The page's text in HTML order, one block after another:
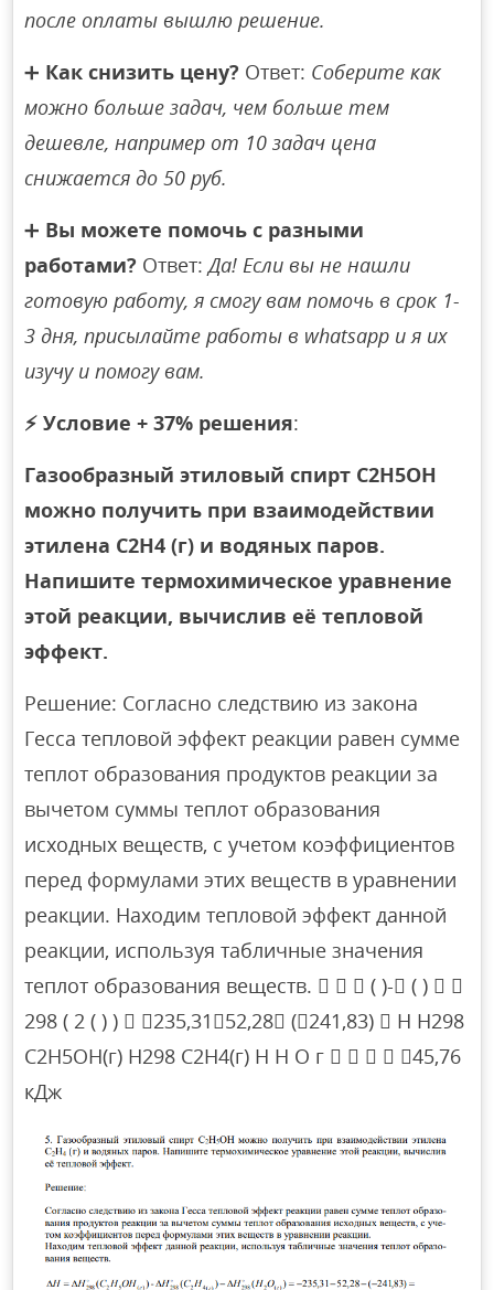
после оплаты вышлю решение.
➕ Как снизить цену? Ответ: Соберите как
можно больше задач, чем больше тем
дешевле, например от 10 задач цена
снижается до 50 руб.
➕ Вы можете помочь с разными
работами? Ответ:Да! Если вы не нашли
готовую работу, я смогу вам помочь в срок 1-
3 дня, присылайте работы в whatsapp и я их
изучу и помогу вам.
⚡ Условие + 37% решения:
Газообразный этиловый спирт С2H5OH
можно получить при взаимодействии
этилена С2H4 (г) и водяных паров.
Напишите термохимическое уравнение
этой реакции, вычислив её тепловой
эффект.
Решение: Согласно следствию из закона
Гесса тепловой эффект реакции равен сумме
теплот образования продуктов реакции за
вычетом суммы теплот образования
исходных веществ, с учетом коэффициентов
перед формулами этих веществ в уравнении
реакции. Находим тепловой эффект данной
реакции, используя табличные значения
теплот образования веществ.    ( )- ( )  
298 ( 2 ( ) )  235,3152,28 (241,83)  H H298
C2H5OH(г) H298 C2H4(г) H H O г     45,76
кДж